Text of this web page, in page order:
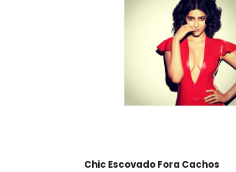
Chic Escovado Fora Cachos